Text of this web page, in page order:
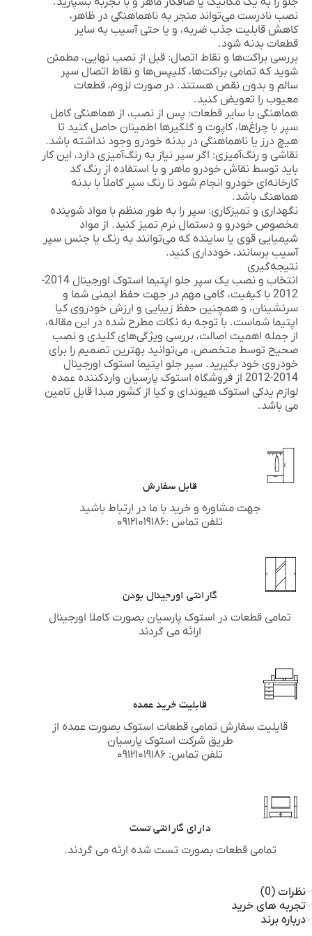
نصب نادرست می‌تواند منجر به ناهماهنگی در ظاهر،
کاهش قابلیت جذب ضربه، و یا حتی آسیب به سایر
قطعات بدنه شود.
بررسی براکت‌ها و نقاط اتصال: قبل از نصب نهایی، مطمئن
شوید که تمامی براکت‌ها، کلیپس‌ها و نقاط اتصال سپر
سالم و بدون نقص هستند. در صورت لزوم، قطعات
معیوب را تعویض کنید.
هماهنگی با سایر قطعات: پس از نصب، از هماهنگی کامل
سپر با چراغ‌ها، کاپوت و گلگیرها اطمینان حاصل کنید تا
هیچ درز یا ناهماهنگی در بدنه خودرو وجود نداشته باشد.
نقاشی و رنگ‌آمیزی: اگر سپر نیاز به رنگ‌آمیزی دارد، این کار
باید توسط نقاش خودرو ماهر و با استفاده از رنگ کد
کارخانه‌ای خودرو انجام شود تا رنگ سپر کاملاً با بدنه
هماهنگ باشد.
نگهداری و تمیزکاری: سپر را به طور منظم با مواد شوینده
مخصوص خودرو و دستمال نرم تمیز کنید. از مواد
شیمیایی قوی یا ساینده که می‌توانند به رنگ یا جنس سپر
آسیب برسانند، خودداری کنید.
نتیجه‌گیری
انتخاب و نصب یک
سپر جلو اپتیما استوک اورجینال 2014-
2012 با کیفیت، گامی مهم در جهت حفظ ایمنی شما و
سرنشینان، و همچنین حفظ زیبایی و ارزش خودروی کیا
اپتیما شماست. با توجه به نکات مطرح شده در این مقاله،
از جمله اهمیت اصالت، بررسی ویژگی‌های کلیدی و نصب
صحیح توسط متخصص، می‌توانید بهترین تصمیم را برای
خودروی خود بگیرید. سپر جلو اپتیما استوک اورجینال
2014-2012
از فروشگاه استوک پارسیان واردکننده عمده
لوازم یدکی استوک هیوندای وکیا از کشور مبدا قابل تامین
می باشد.
قابل سفارش
جهت مشاوره و خرید با ما در ارتباط باشید
تلفن تماس :۰۹۱۲۱۰۱۹۱۸۶
گارانتی اورجینال بودن
تمامی قطعات در استوک پارسیان بصورت کاملا اورجینال
ارائه می گردند
قابلیت خرید عمده
قایلیت سفارش تمامی قطعات استوک بصورت عمده از
طریق شرکت استوک پارسیان
تلفن تماس: ۰۹۱۲۱۰۱۹۱۸۶
دارای گارانتی تست
تمامی قطعات بصورت تست شده ارئه می گردند.
نظرات (0)
تجربه های خرید
درباره برند